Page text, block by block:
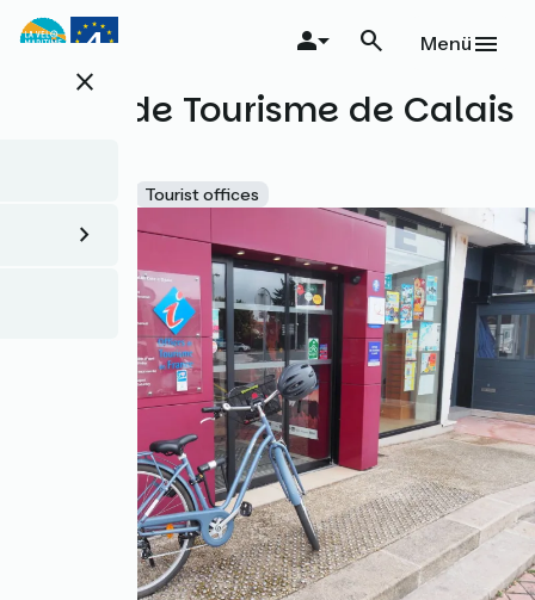
Direkt
zum
close
Menü
Office de Tourisme de Calais
Tourist offices